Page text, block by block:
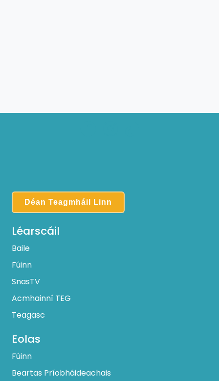
Déan Teagmháil Linn
Léarscáil
Baile
Fúinn
SnasTV
Acmhainní TEG
Teagasc
Eolas
Fúinn
Beartas Príobháideachais